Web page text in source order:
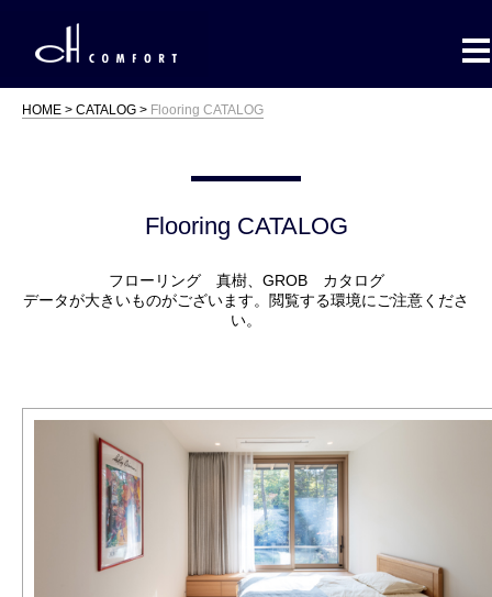
HOME CATALOG Flooring CATALOG
Flooring CATALOG
フローリング 真樹、GROB カタログ
データが大きいものがございます。閲覧する環境にご注意くださ
い。